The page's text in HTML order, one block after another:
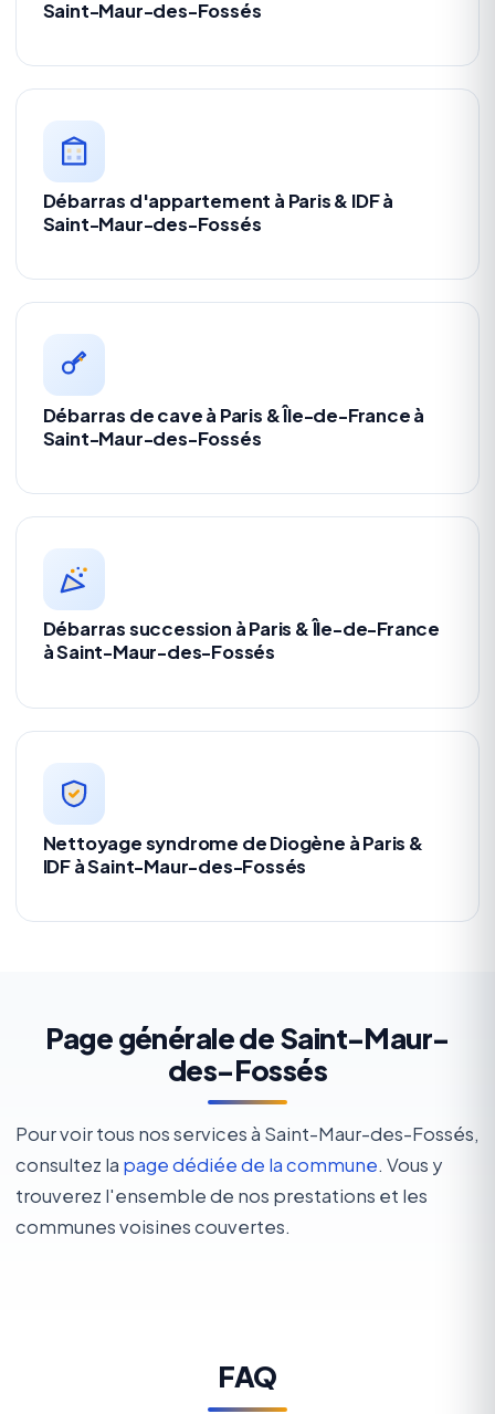
Saint-Maur-des-Fossés
Débarras d'appartement à Paris & IDF à
Saint-Maur-des-Fossés
Débarras de cave à Paris & Île-de-France à
Saint-Maur-des-Fossés
Débarras succession à Paris & Île-de-France
à Saint-Maur-des-Fossés
Nettoyage syndrome de Diogène à Paris &
IDF à Saint-Maur-des-Fossés
Page générale de Saint-Maur-
des-Fossés
Pour voir tous nos services à Saint-Maur-des-Fossés,
consultez la page dédiée de la commune. Vous y
trouverez l'ensemble de nos prestations et les
communes voisines couvertes.
FAQ